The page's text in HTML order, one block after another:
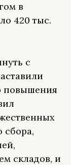
в
420 тыс.
с
повышения
сбора,
складов, и